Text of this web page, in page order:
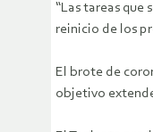
“Las tareas
reinicio de los
El brote de
objetivo